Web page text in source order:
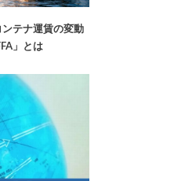
テナ運賃の変動
」とは